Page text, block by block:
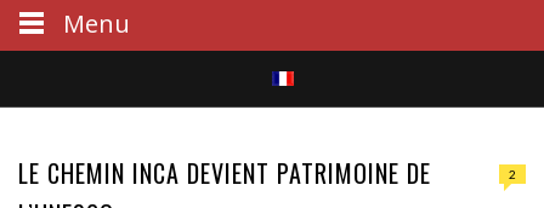
S
LE CHEMIN INCA DEVIENT PATRIMOINE DE
2
Menu